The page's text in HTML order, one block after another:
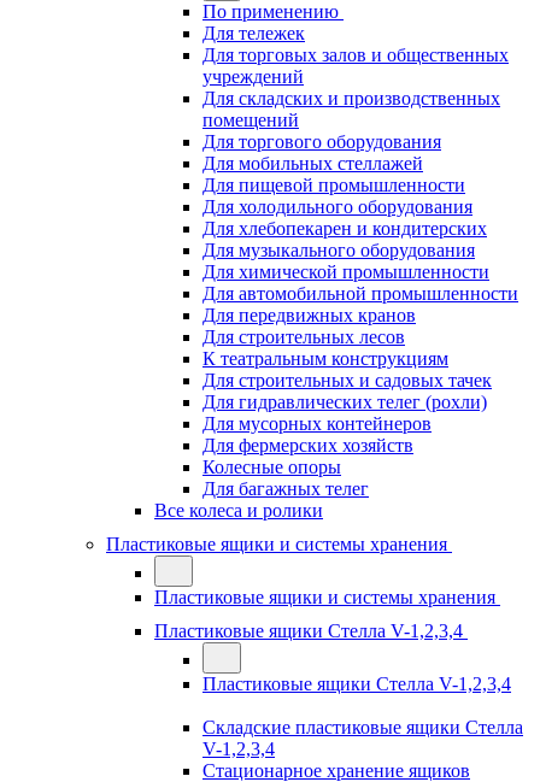
По применению
Для тележек
Для торговых залов и общественных
учреждений
Для складских и производственных
помещений
Для торгового оборудования
Для мобильных стеллажей
Для пищевой промышленности
Для холодильного оборудования
Для хлебопекарен и кондитерских
Для музыкального оборудования
Для химической промышленности
Для автомобильной промышленности
Для передвижных кранов
Для строительных лесов
К театральным конструкциям
Для строительных и садовых тачек
Для гидравлических телег (рохли)
Для мусорных контейнеров
Для фермерских хозяйств
Колесные опоры
Для багажных телег
Все колеса и ролики
Пластиковые ящики и системы хранения
Пластиковые ящики и системы хранения
Пластиковые ящики Стелла V-1,2,3,4
Пластиковые ящики Стелла V-1,2,3,4
Складские пластиковые ящики Стелла
V-1,2,3,4
Стационарное хранение ящиков